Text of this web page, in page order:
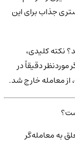
جذاب برای این
نکته کلیدی،
دقیقاً در
معامله خارج شد.
به معامله‌گر